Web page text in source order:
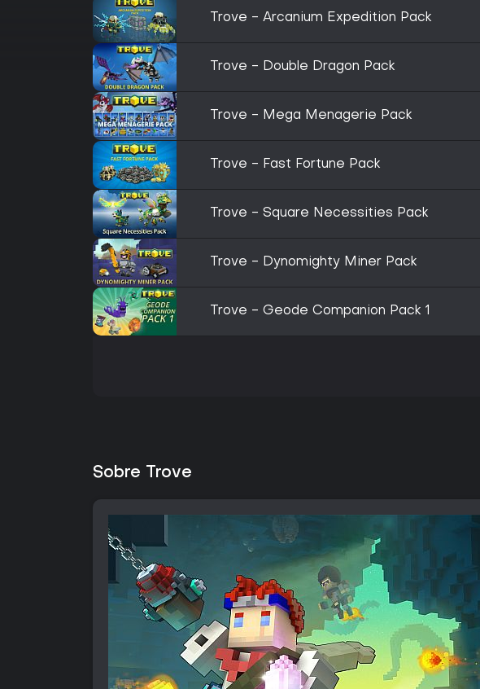
Trove - Arcanium Expedition Pack
Trove - Double Dragon Pack
Trove - Mega Menagerie Pack
Trove - Fast Fortune Pack
Trove - Square Necessities Pack
Trove - Dynomighty Miner Pack
Trove - Geode Companion Pack 1
Sobre Trove